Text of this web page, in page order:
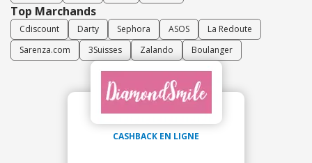
Top Marchands
Cdiscount Darty Sephora ASOS
La Redoute
Sarenza.com
3Suisses Zalando Boulanger
CASHBACK EN LIGNE